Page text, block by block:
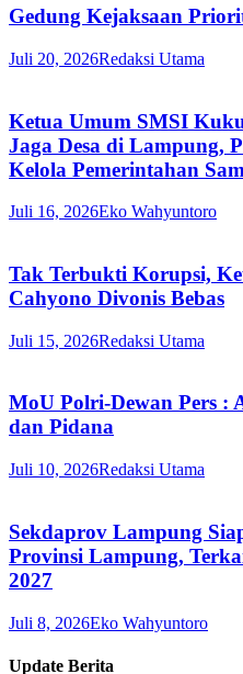
Gedung Kejaksaan
Juli 20, 2026Redaksi Utama
Ketua Umum SMSI
Jaga Desa di Lampung,
Kelola Pemerintahan
Juli 16, 2026Eko Wahyuntoro
Tak Terbukti Korupsi,
Cahyono Divonis Bebas
Juli 15, 2026Redaksi Utama
MoU Polri-Dewan Pers :
dan Pidana
Juli 10, 2026Redaksi Utama
Sekdaprov Lampung
Provinsi Lampung,
2027
Juli 8, 2026Eko Wahyuntoro
Update Berita